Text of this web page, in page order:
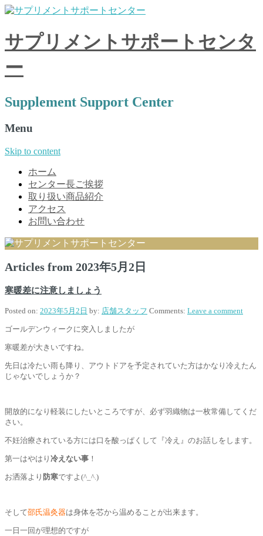
サプリメントサポートセンタ
ー
Supplement Support Center
Menu
Skip to content
ホーム
センター長ご挨拶
取り扱い商品紹介
アクセス
お問い合わせ
Articles from 2023年5月2日
寒暖差に注意しましょう
Posted on: 2023年5月2日 by: 店舗スタッフ Comments: Leave a comment
ゴールデンウィークに突入しましたが
寒暖差が大きいですね。
先日は冷たい雨も降り、アウトドアを予定されていた方はかなり冷えたん
じゃないでしょうか？
開放的になり軽装にしたいところですが、必ず羽織物は一枚常備してくだ
さい。
不妊治療されている方には口を酸っぱくして『冷え』のお話しをします。
第一はやはり 冷えない事 ！
お洒落より 防寒ですよ(^_^.)
そして邵氏温灸器は身体を芯から温めることが出来ます。
一日一回が理想的ですが